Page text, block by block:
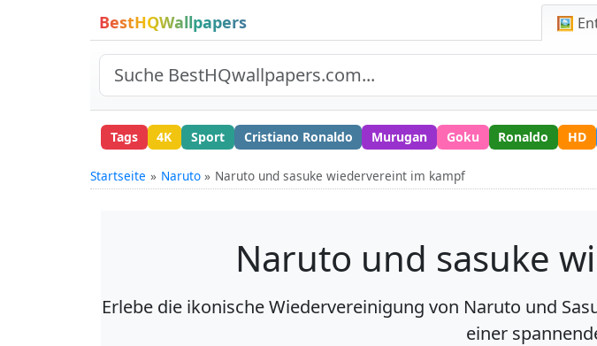
BestHQWallpapers 🖼️
Tags 4K Sport Cristiano Ronaldo Murugan Goku Ronaldo HD
Startseite Naruto Naruto und sasuke wiedervereint im kampf
Naruto und sasuke
Erlebe die ikonische Wiedervereinigung von Naruto und
einer